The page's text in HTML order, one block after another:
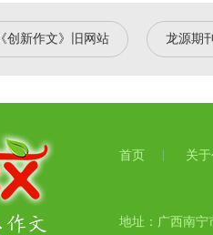
《创新作文》旧网站 龙源期
首页 关
地址：广西南宁